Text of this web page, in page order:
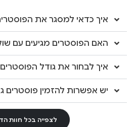
איך כדאי למסגר את
האם הפוסטרים מגיעים עם
איך לבחור את גודל
יש אפשרות להזמין פוסטרים
לצפייה בכל חוות